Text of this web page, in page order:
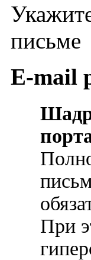
письме
E-mail
При